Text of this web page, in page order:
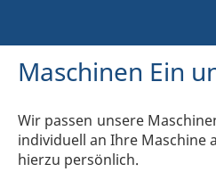
Maschinen Ein
Wir passen unsere
individuell an Ihre Maschine
hierzu persönlich.